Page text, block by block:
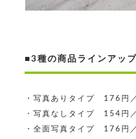
■3種の商品ラインアップ
・写真ありタイプ 176円
・写真なしタイプ 154円
・全面写真タイプ 176円